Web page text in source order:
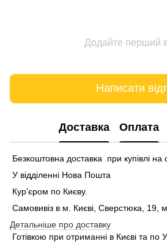
Додайте перший
Написати
Доставка Оплата
Безкоштовна доставка при купівлі на
У відділенні Нова Пошта
Кур'єром по Києву.
Самовивіз в м. Києві, Сверстюка, 19,
Детальніше про доставку
Готівкою при отриманні в Києві та по